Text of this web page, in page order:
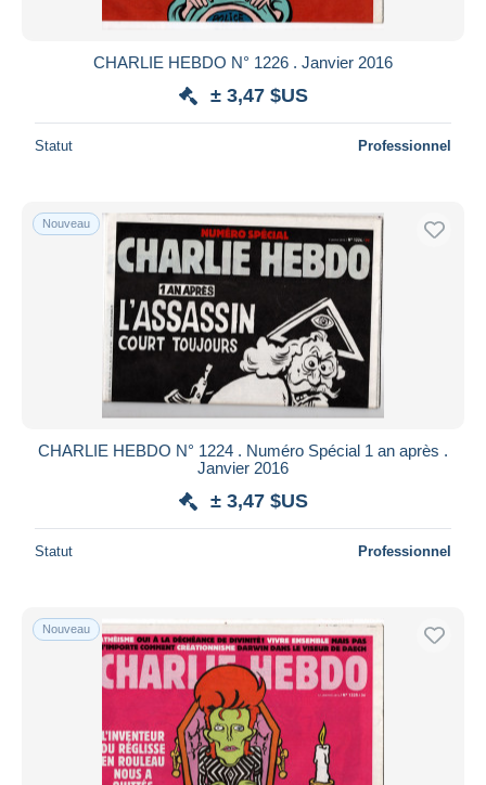
CHARLIE HEBDO N° 1226 . Janvier 2016
± 3,47 $US
Statut Professionnel
Nouveau
CHARLIE HEBDO N° 1224 . Numéro Spécial 1 an après .
Janvier 2016
± 3,47 $US
Statut Professionnel
Nouveau